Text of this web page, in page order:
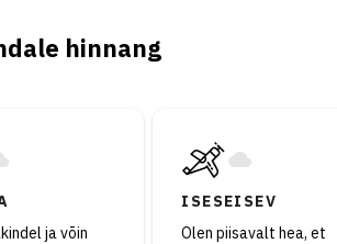
hinnang
ja võin
ISESEISEV
Olen piisavalt hea, et